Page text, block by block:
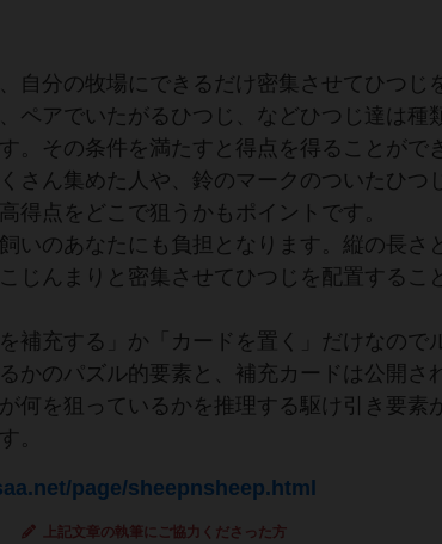
自分の牧場にできるだけ密集させてひつじ
ペアでいたがるひつじ、などひつじ達は種
。その条件を満たすと得点を得ることがで
さん集めた人や、鈴のマークのついたひつ
得点をどこで狙うかもポイントです。
いのあなたにも負担となります。縦の長さ
じんまりと密集させてひつじを配置するこ
補充する」か「カードを置く」だけなので
かのパズル的要素と、補充カードは公開さ
何を狙っているかを推理する駆け引き要素
。
page/sheepnsheep.html
上記文章の執筆にご協力くださった方